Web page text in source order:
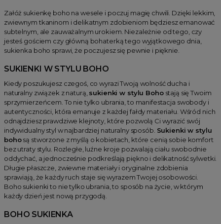
Załóż sukienkę boho na wesele i poczuj magię chwili. Dzięki lekkim,
zwiewnym tkaninom i delikatnym zdobieniom będziesz emanować
subtelnym, ale zauważalnym urokiem. Niezależnie od tego, czy
jesteś gościem czy główną bohaterką tego wyjątkowego dnia,
sukienka boho sprawi, że poczujesz się pewnie i pięknie.
SUKIENKI W STYLU BOHO
Kiedy poszukujesz czegoś, co wyrazi Twoją wolność ducha i
naturalny związek z naturą, sukienki w stylu Bohostają się Twoim
sprzymierzeńcem. To nie tylko ubrania, to manifestacja swobody i
autentyczności, która emanuje z każdej fałdy materiału. Wśród nich
odnajdziesz prawdziwe klejnoty, które pozwolą Ci wyrazić swój
indywidualny styl w najbardziej naturalny sposób. Sukienki w stylu
bohosą stworzone z myślą o kobietach, które cenią sobie komfort
bez utraty stylu. Rozległe, luźne kroje pozwalają ciału swobodnie
oddychać, a jednocześnie podkreślają piękno i delikatność sylwetki.
Długie płaszcze, zwiewne materiały i oryginalne zdobienia
sprawiają, że każdy ruch staje się wyrazem Twojej osobowości.
Boho sukienki to nie tylko ubrania, to sposób na życie, w którym
każdy dzień jest nową przygodą.
BOHO SUKIENKA